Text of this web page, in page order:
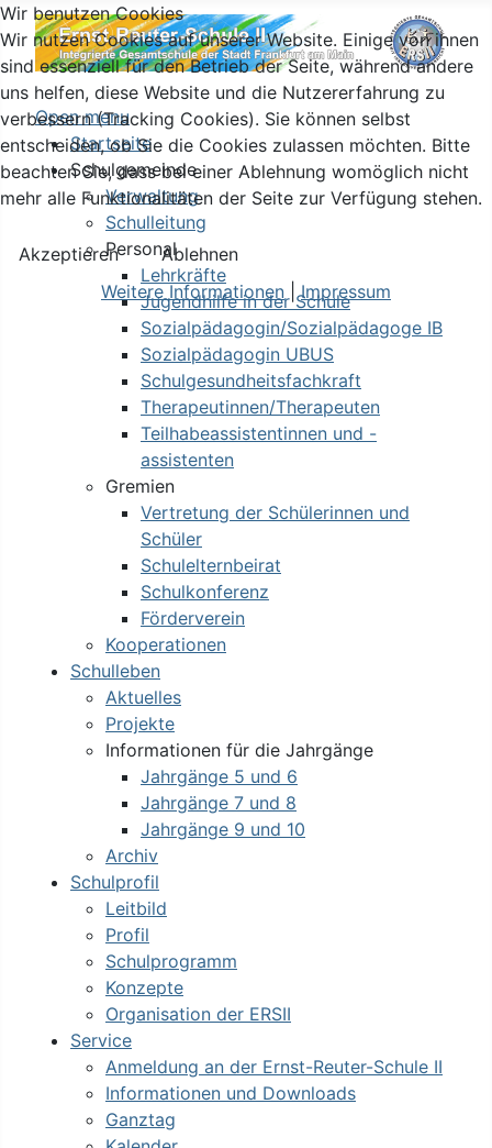
Open menu
Startseite
Schulgemeinde
Verwaltung
Schulleitung
Personal
Lehrkräfte
Jugendhilfe in der Schule
Sozialpädagogin/Sozialpädagoge IB
Sozialpädagogin UBUS
Schulgesundheitsfachkraft
Therapeutinnen/Therapeuten
Teilhabeassistentinnen und -
assistenten
Gremien
Vertretung der Schülerinnen und
Schüler
Schulelternbeirat
Schulkonferenz
Förderverein
Kooperationen
Schulleben
Aktuelles
Projekte
Informationen für die Jahrgänge
Jahrgänge 5 und 6
Jahrgänge 7 und 8
Jahrgänge 9 und 10
Archiv
Schulprofil
Leitbild
Profil
Schulprogramm
Konzepte
Organisation der ERSII
Service
Anmeldung an der Ernst-Reuter-Schule II
Informationen und Downloads
Ganztag
Wir benutzen Cookies
Wir nutzen Cookies auf unserer Website. Einige von ihnen
sind essenziell für den Betrieb der Seite, während andere
uns helfen, diese Website und die Nutzererfahrung zu
verbessern (Tracking Cookies). Sie können selbst
entscheiden, ob Sie die Cookies zulassen möchten. Bitte
beachten Sie, dass bei einer Ablehnung womöglich nicht
mehr alle Funktionalitäten der Seite zur Verfügung stehen.
Akzeptieren
Ablehnen
Weitere Informationen |Impressum